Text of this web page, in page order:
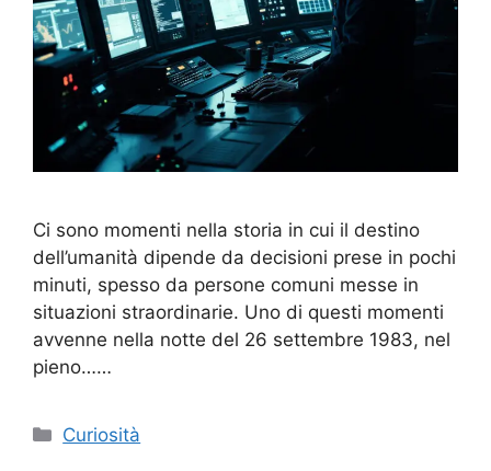
Ci sono momenti nella storia in cui il destino
dell’umanità dipende da decisioni prese in pochi
minuti, spesso da persone comuni messe in
situazioni straordinarie. Uno di questi momenti
avvenne nella notte del 26 settembre 1983, nel
pieno……
Categorie
Curiosità